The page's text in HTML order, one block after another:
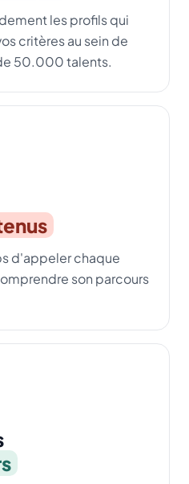
les profils qui
critères au sein de
50.000 talents.
d'appeler chaque
son parcours